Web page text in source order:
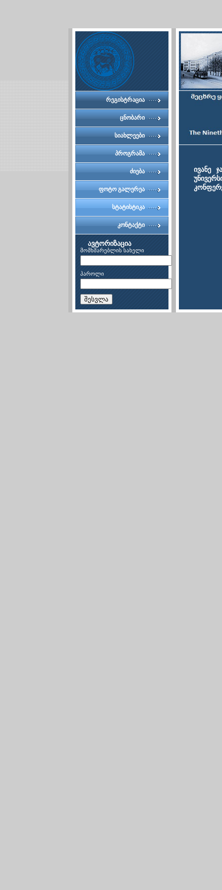
რეგისტრაცია
ცნობარი
სიახლეები
პროგრამა
ძიება
ფოტო გალერეა
სტატისტიკა
კონტაქტი
ავტორიზაცია
მომხმარებლის სახელი
პაროლი
შესვლა
ივანე